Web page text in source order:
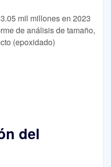
mil millones en 2023
de análisis de tamaño,
(epoxidado)
del